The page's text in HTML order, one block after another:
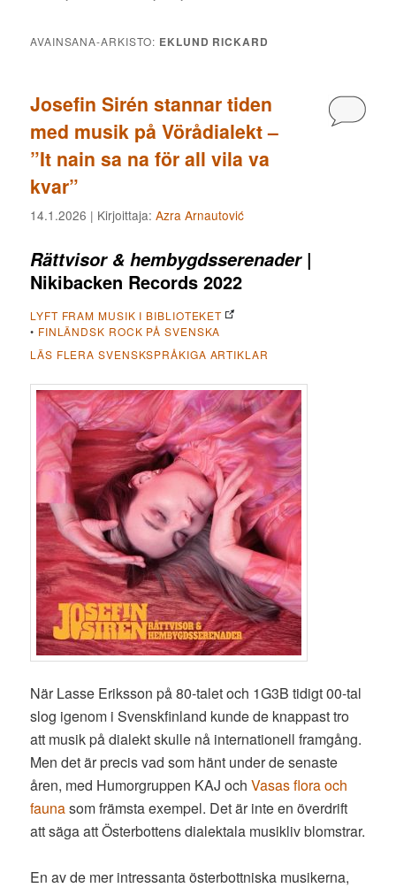
AVAINSANA-ARKISTO: EKLUND RICKARD
Josefin Sirén stannar tiden
med musik på Vörådialekt –
”It nain sa na för all vila va
kvar”
14.1.2026 | Kirjoittaja:Azra Arnautović
Rättvisor & hembygdsserenader|
Nikibacken Records 2022
LYFT FRAM MUSIK I BIBLIOTEKET
• FINLÄNDSK ROCK PÅ SVENSKA
LÄS FLERA SVENSKSPRÅKIGA ARTIKLAR
När Lasse Eriksson på 80-talet och 1G3B tidigt 00-tal
slog igenom i Svenskfinland kunde de knappast tro
att musik på dialekt skulle nå internationell framgång.
Men det är precis vad som hänt under de senaste
åren, med Humorgruppen KAJ ochVasas flora och
faunasom främsta exempel. Det är inte en överdrift
att säga att Österbottens dialektala musikliv blomstrar.
En av de mer intressanta österbottniska musikerna,